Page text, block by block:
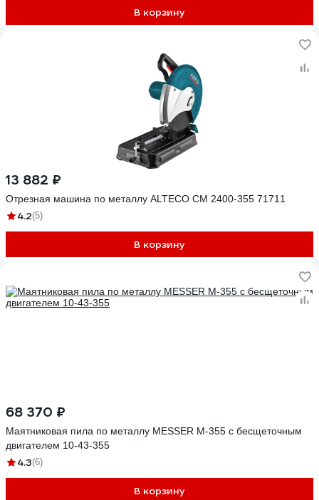
В корзину
13 882 ₽
Отрезная машина по металлу ALTECO CM 2400-355 71711
4.2(5)
В корзину
68 370 ₽
Маятниковая пила по металлу MESSER M-355 с бесщеточным
двигателем 10-43-355
4.3(6)
В корзину